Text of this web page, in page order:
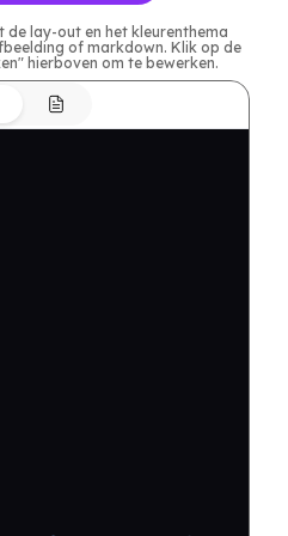
de lay-out en het kleurenthema
of markdown. Klik op de
hierboven om te bewerken.